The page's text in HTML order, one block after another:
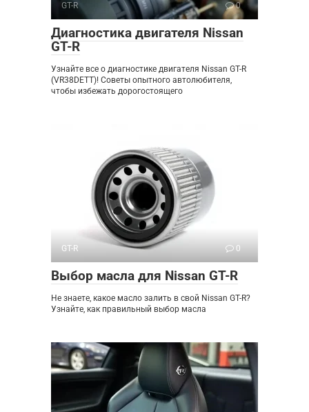
GT-R 0
Диагностика двигателя Nissan
GT-R
Узнайте все о диагностике двигателя Nissan GT-R
(VR38DETT)! Советы опытного автолюбителя,
чтобы избежать дорогостоящего
GT-R 0
Выбор масла для Nissan GT-R
Не знаете, какое масло залить в свой Nissan GT-R?
Узнайте, как правильный выбор масла